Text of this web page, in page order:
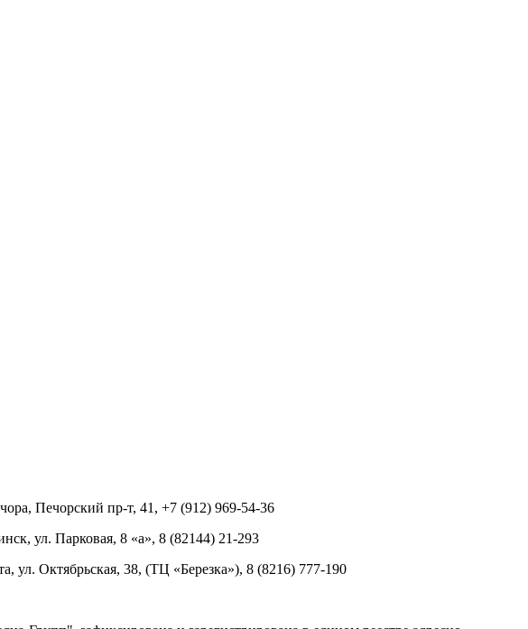
Печорский пр-т, 41, +7 (912) 969-54-36
ул. Парковая, 8 «а», 8 (82144) 21-293
ул. Октябрьская, 38, (ТЦ «Березка»), 8 (8216) 777-190